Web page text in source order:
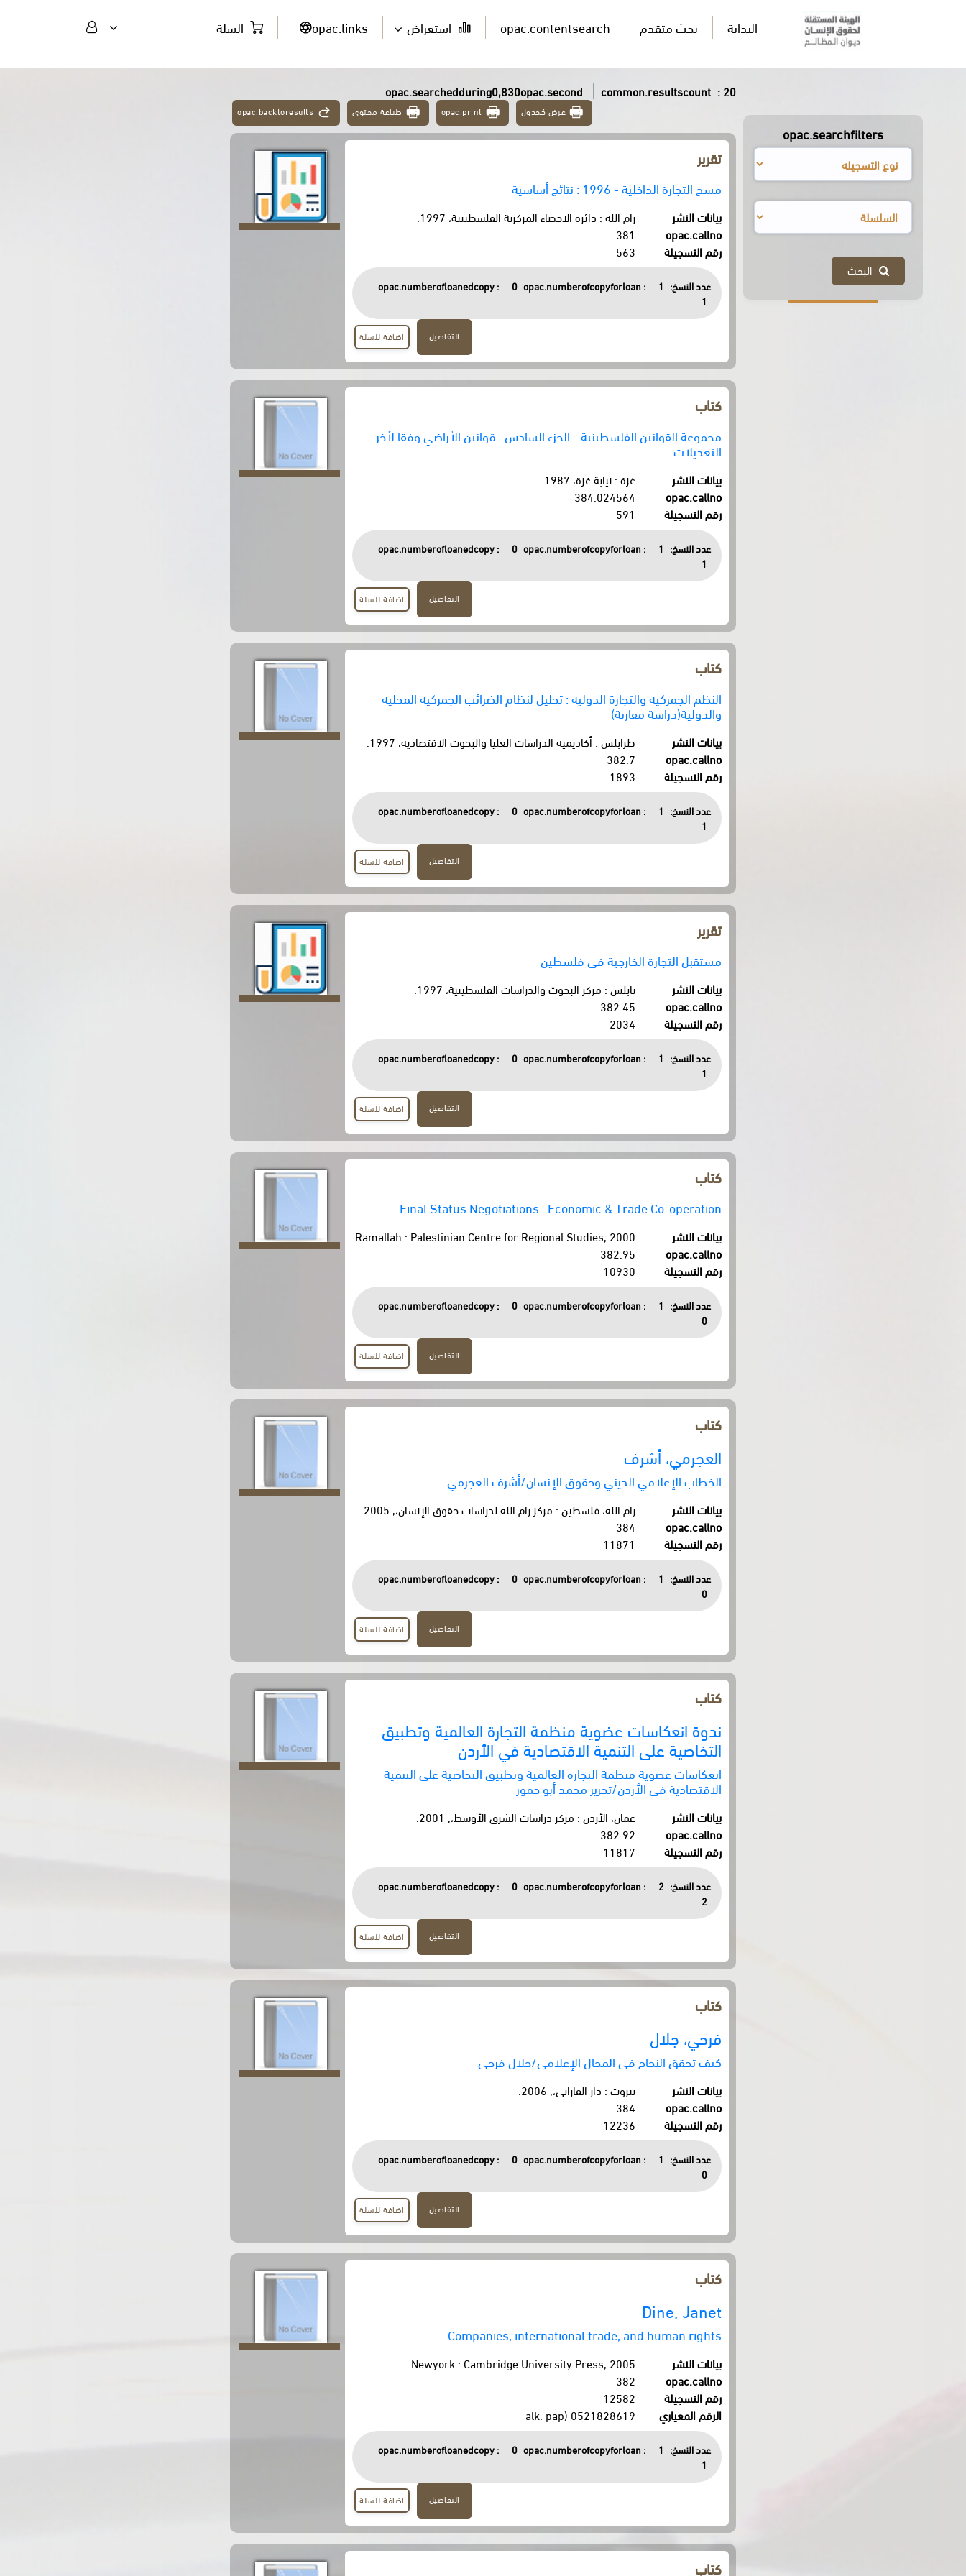
البداية بحث متقدم opac.contentsearch استعراض opac.links السلة
opac.searchfilters
البحث
opac.searchedduring0,830opac.second common.resultscount : 20
عرض كجدول opac.print طباعة محتوى opac.backtoresults
تقرير
مسح التجارة الداخلية - 1996 : نتائج أساسية
بيانات النشر
رام الله : دائرة الاحصاء المركزية الفلسطينية، 1997.
opac.callno
381
رقم التسجيلة
563
عدد النسخ: 1
opac.numberofloanedcopy : 0 opac.numberofcopyforloan :
1
التفاصيل اضافة للسلة
كتاب
مجموعة القوانين الفلسطينية - الجزء السادس : قوانين الأراضي وفقا لأخر
التعديلات
بيانات النشر
غزة : نيابة غزة، 1987.
opac.callno
384.024564
رقم التسجيلة
591
عدد النسخ: 1
opac.numberofloanedcopy : 0 opac.numberofcopyforloan :
1
التفاصيل اضافة للسلة
كتاب
النظم الجمركية والتجارة الدولية : تحليل لنظام الضرائب الجمركية المحلية
والدولية(دراسة مقارنة)
بيانات النشر
طرابلس : أكاديمية الدراسات العليا والبحوث الاقتصادية، 1997.
opac.callno
382.7
رقم التسجيلة
1893
عدد النسخ: 1
opac.numberofloanedcopy : 0 opac.numberofcopyforloan :
1
التفاصيل اضافة للسلة
تقرير
مستقبل التجارة الخارجية في فلسطين
بيانات النشر
نابلس : مركز البحوث والدراسات الفلسطينية، 1997.
opac.callno
382.45
رقم التسجيلة
2034
عدد النسخ: 1
opac.numberofloanedcopy : 0 opac.numberofcopyforloan :
1
التفاصيل اضافة للسلة
كتاب
Final Status Negotiations : Economic & Trade Co-operation
بيانات النشر
Ramallah : Palestinian Centre for Regional Studies, 2000.
opac.callno
382.95
رقم التسجيلة
10930
عدد النسخ: 1
opac.numberofloanedcopy : 0 opac.numberofcopyforloan :
0
التفاصيل اضافة للسلة
كتاب
العجرمي، أشرف
الخطاب الإعلامي الديني وحقوق الإنسان/أشرف العجرمي
بيانات النشر
رام الله، فلسطين : مركز رام الله لدراسات حقوق الإنسان،, 2005.
opac.callno
384
رقم التسجيلة
11871
عدد النسخ: 1
opac.numberofloanedcopy : 0 opac.numberofcopyforloan :
0
التفاصيل اضافة للسلة
كتاب
ندوة انعكاسات عضوية منظمة التجارة العالمية وتطبيق
التخاصية على التنمية الاقتصادية في الأردن
انعكاسات عضوية منظمة التجارة العالمية وتطبيق التخاصية على التنمية
الاقتصادية في الأردن/تحرير محمد أبو حمور
بيانات النشر
عمان، الأردن : مركز دراسات الشرق الأوسط،, 2001.
opac.callno
382.92
رقم التسجيلة
11817
عدد النسخ: 2
opac.numberofloanedcopy : 0 opac.numberofcopyforloan :
2
التفاصيل اضافة للسلة
كتاب
فرحي، جلال
كيف تحقق النجاح في المجال الإعلامي/جلال فرحي
بيانات النشر
بيروت : دار الفارابي،, 2006.
opac.callno
384
رقم التسجيلة
12236
عدد النسخ: 1
opac.numberofloanedcopy : 0 opac.numberofcopyforloan :
0
التفاصيل اضافة للسلة
كتاب
Dine, Janet
Companies, international trade, and human rights
بيانات النشر
Newyork : Cambridge University Press, 2005.
opac.callno
382
رقم التسجيلة
12582
الرقم المعياري
0521828619 (alk. pap
عدد النسخ: 1
opac.numberofloanedcopy : 0 opac.numberofcopyforloan :
1
التفاصيل اضافة للسلة
كتاب